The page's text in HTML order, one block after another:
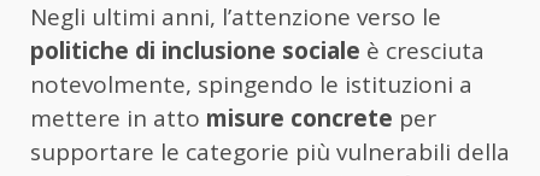
Negli ultimi anni, l’attenzione verso le
politiche di inclusione sociale è cresciuta
notevolmente, spingendo le istituzioni a
mettere in atto misure concrete per
supportare le categorie più vulnerabili della